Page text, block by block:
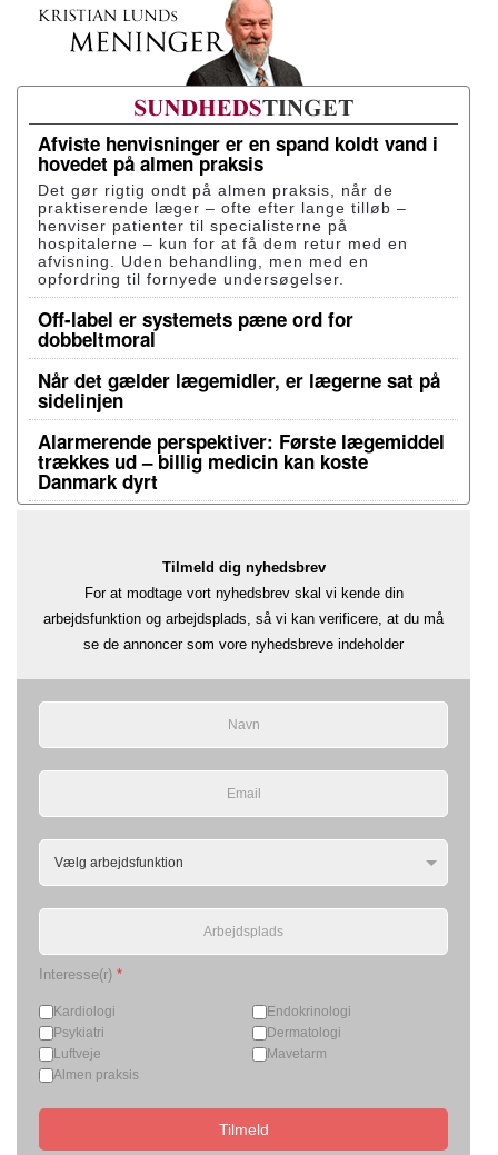
Afviste henvisninger er en spand koldt vand i
hovedet på almen praksis
Det gør rigtig ondt på almen praksis, når de
praktiserende læger – ofte efter lange tilløb –
henviser patienter til specialisterne på
hospitalerne – kun for at få dem retur med en
afvisning. Uden behandling, men med en
opfordring til fornyede undersøgelser.
Off-label er systemets pæne ord for
dobbeltmoral
Når det gælder lægemidler, er lægerne sat på
sidelinjen
Alarmerende perspektiver: Første lægemiddel
trækkes ud – billig medicin kan koste
Danmark dyrt
Tilmeld dig nyhedsbrev
For at modtage vort nyhedsbrev skal vi kende din
arbejdsfunktion og arbejdsplads, så vi kan verificere, at du må
se de annoncer som vore nyhedsbreve indeholder
Interesse(r) *
Kardiologi
Endokrinologi
Psykiatri
Dermatologi
Luftveje
Mavetarm
Almen praksis
Tilmeld